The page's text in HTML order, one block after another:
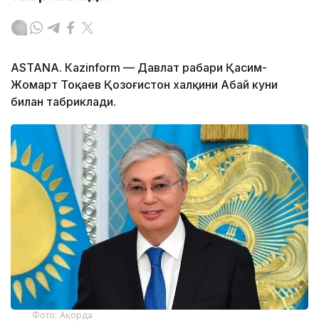
ASTANА. Кazinform — Давлат раҳбари Қасим-
Жомарт Тоқаев Қозоғистон халқини Абай куни
билан табриклади.
Фото: Ақорда